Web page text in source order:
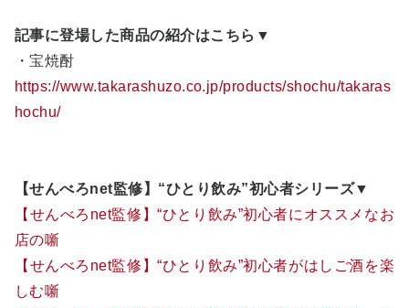
記事に登場した商品の紹介はこちら▼
・宝焼酎
https://www.takarashuzo.co.jp/products/shochu/takaras
hochu/
【せんべろnet監修】“ひとり飲み”初心者シリーズ▼
【せんべろnet監修】“ひとり飲み”初心者にオススメなお
店の噺
【せんべろnet監修】“ひとり飲み”初心者がはしご酒を楽
しむ噺